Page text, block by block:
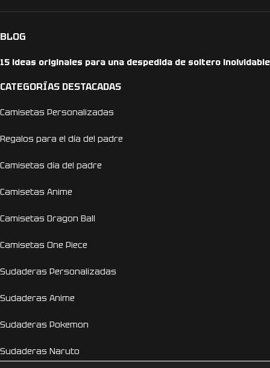
BLOG
15 ideas originales para una despedida de soltero inolvidable
CATEGORÍAS DESTACADAS
Camisetas Personalizadas
Regalos para el día del padre
Camisetas día del padre
Camisetas Anime
Camisetas Dragon Ball
Camisetas One Piece
Sudaderas Personalizadas
Sudaderas Anime
Sudaderas Pokemon
Sudaderas Naruto